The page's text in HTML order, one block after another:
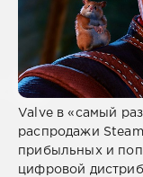
Valve в «самый
распродажи
прибыльных и
цифровой